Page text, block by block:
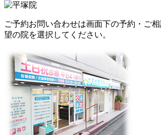
ご予約お問い合わせは画面下の予約・ご
望の院を選択してください。